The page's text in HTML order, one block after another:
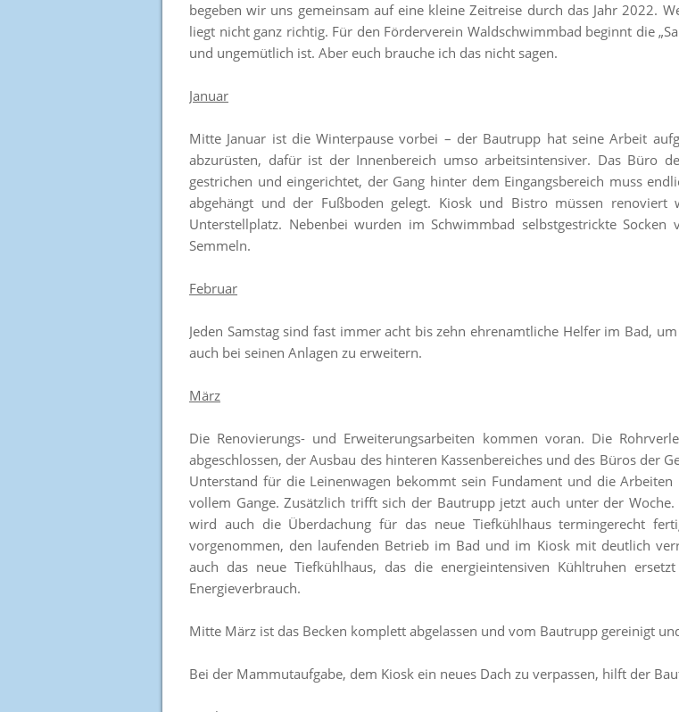
begeben wir uns gemeinsam auf eine kleine Zeitreise durch das Jahr 2022.
liegt nicht ganz richtig. Für den Förderverein Waldschwimmbad beginnt die
und ungemütlich ist. Aber euch brauche ich das nicht sagen.
Januar
Mitte Januar ist die Winterpause vorbei – der Bautrupp hat seine Arbeit
abzurüsten, dafür ist der Innenbereich umso arbeitsintensiver. Das Büro
gestrichen und eingerichtet, der Gang hinter dem Eingangsbereich muss
abgehängt und der Fußboden gelegt. Kiosk und Bistro müssen renoviert
Unterstellplatz. Nebenbei wurden im Schwimmbad selbstgestrickte
Semmeln.
Februar
Jeden Samstag sind fast immer acht bis zehn ehrenamtliche Helfer im Bad,
auch bei seinen Anlagen zu erweitern.
März
Die Renovierungs- und Erweiterungsarbeiten kommen voran. Die
abgeschlossen, der Ausbau des hinteren Kassenbereiches und des Büros der
Unterstand für die Leinenwagen bekommt sein Fundament und die
vollem Gange. Zusätzlich trifft sich der Bautrupp jetzt auch unter der
wird auch die Überdachung für das neue Tiefkühlhaus termingerecht
vorgenommen, den laufenden Betrieb im Bad und im Kiosk mit deutlich
auch das neue Tiefkühlhaus, das die energieintensiven Kühltruhen
Energieverbrauch.
Mitte März ist das Becken komplett abgelassen und vom Bautrupp gereinigt
Bei der Mammutaufgabe, dem Kiosk ein neues Dach zu verpassen, hilft der